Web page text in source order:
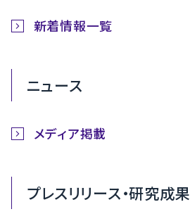
新着情報一覧
ニュース
メディア掲載
プレスリリース・研究成果